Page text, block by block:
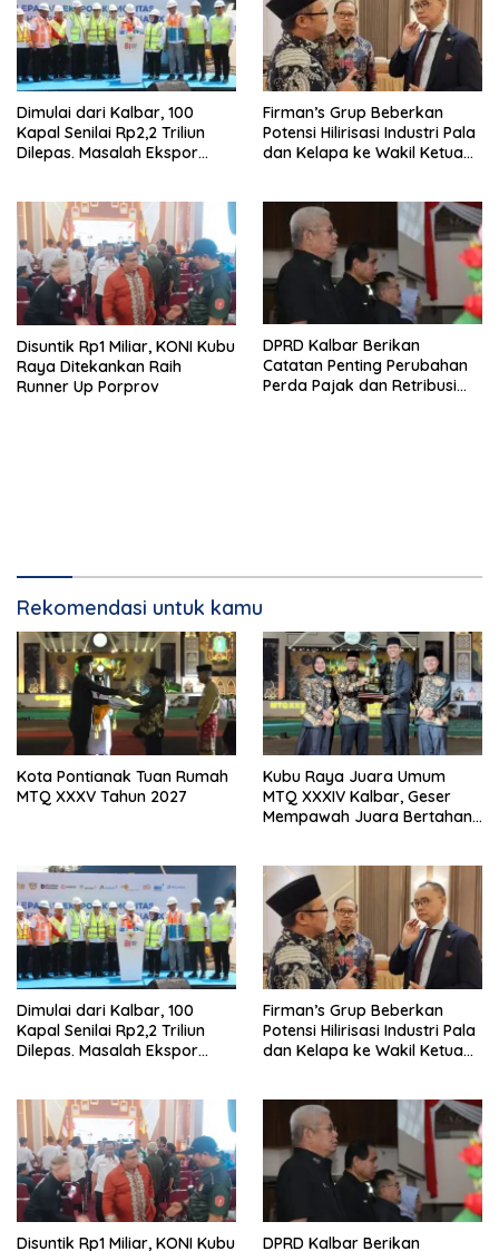
Dimulai dari Kalbar, 100
Kapal Senilai Rp2,2 Triliun
Dilepas. Masalah Ekspor
Firman’s Grup Beberkan
Potensi Hilirisasi Industri Pala
dan Kelapa ke Wakil Ketua
Disuntik Rp1 Miliar, KONI Kubu
Raya Ditekankan Raih
Runner Up Porprov
DPRD Kalbar Berikan
Catatan Penting Perubahan
Perda Pajak dan Retribusi
Rekomendasi untuk kamu
Kota Pontianak Tuan Rumah
MTQ XXXV Tahun 2027
Kubu Raya Juara Umum
MTQ XXXIV Kalbar, Geser
Mempawah Juara Bertahan
Dimulai dari Kalbar, 100
Kapal Senilai Rp2,2 Triliun
Dilepas. Masalah Ekspor
Firman’s Grup Beberkan
Potensi Hilirisasi Industri Pala
dan Kelapa ke Wakil Ketua
Disuntik Rp1 Miliar, KONI Kubu DPRD Kalbar Berikan